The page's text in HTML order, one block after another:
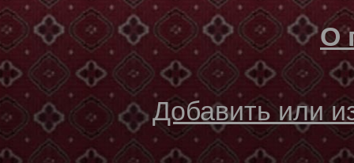
О
Добавить или